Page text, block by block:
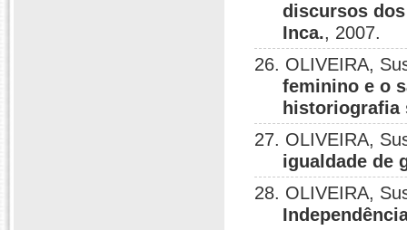
discursos
Inca., 2007.
26. OLIVEIRA,
feminino e o
historiografia
27. OLIVEIRA,
igualdade de
28. OLIVEIRA,